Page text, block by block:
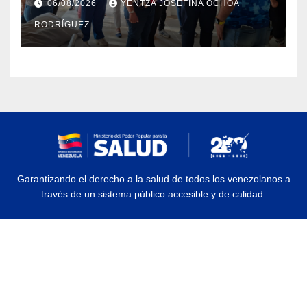
en La Guaira
06/08/2026 YENTZA JOSEFINA OCHOA
RODRÍGUEZ
Garantizando el derecho a la salud de todos los venezolanos a
través de un sistema público accesible y de calidad.